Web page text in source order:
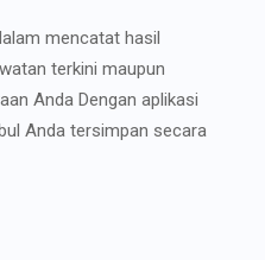
mencatat hasil
terkini maupun
Anda Dengan aplikasi
Anda tersimpan secara